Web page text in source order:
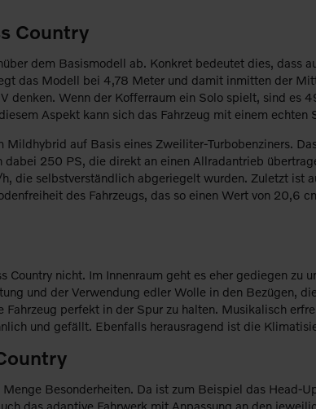
Country
dem Basismodell ab. Konkret bedeutet dies, dass
das Modell bei 4,78 Meter und damit inmitten der
denken. Wenn der Kofferraum ein Solo spielt, sind es
Aspekt kann sich das Fahrzeug mit einem echten
auf Basis eines Zweiliter-Turbobenziners.
250 PS, die direkt an einen Allradantrieb
selbstverständlich abgeriegelt wurden. Zuletzt ist
des Fahrzeugs, das so einen Wert von 20,6
nicht. Im Innenraum geht es eher gediegen zu
und der Verwendung edler Wolle in den Bezügen,
perfekt in der Spur zu halten. Musikalisch
und gefällt. Ebenfalls herausragend ist die
Besonderheiten. Da ist zum Beispiel das Head-
das adaptive Fahrwerk mit Anpassung an den